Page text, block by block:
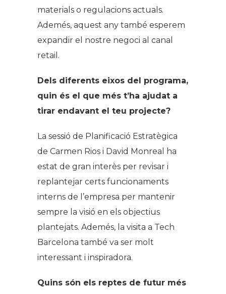
materials o regulacions actuals.
Ademés, aquest any també esperem
expandir el nostre negoci al canal
retail.
Dels diferents eixos del programa,
quin és el que més t’ha ajudat a
tirar endavant el teu projecte?
La sessió de Planificació Estratègica
de Carmen Rios i David Monreal ha
estat de gran interès per revisar i
replantejar certs funcionaments
interns de l’empresa per mantenir
sempre la visió en els objectius
plantejats. Ademés, la visita a Tech
Barcelona també va ser molt
interessant i inspiradora.
Quins són els reptes de futur més